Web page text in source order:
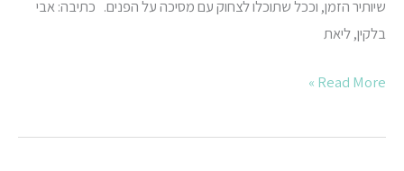
שיותיר הזמן, וככל שתוכלו לצחוק עם מסיכה על הפנים. כתיבה: אבי
בלקין, ליאת
Read More »